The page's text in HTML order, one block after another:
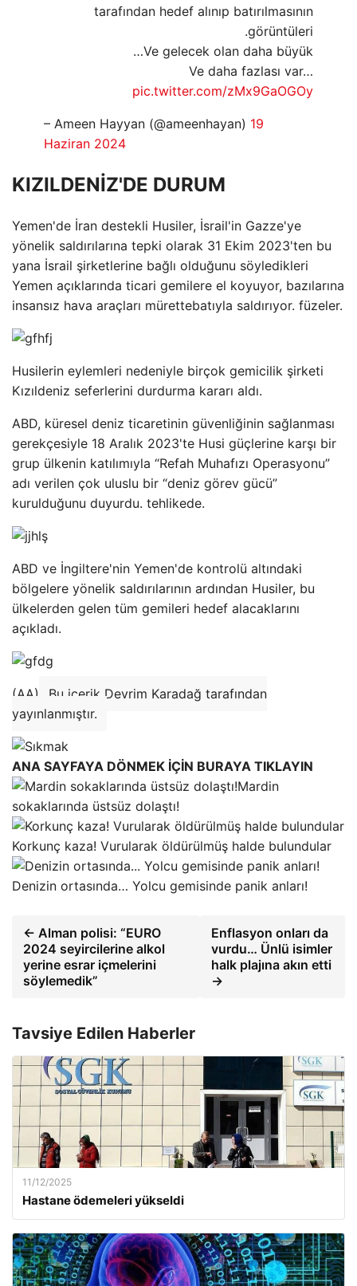
tarafından hedef alınıp batırılmasının
görüntüleri.
Ve gelecek olan daha büyük…
Ve daha fazlası var…
pic.twitter.com/zMx9GaOGOy
– Ameen Hayyan (@ameenhayan) 19
Haziran 2024
KIZILDENİZ'DE DURUM
Yemen'de İran destekli Husiler, İsrail'in Gazze'ye
yönelik saldırılarına tepki olarak 31 Ekim 2023'ten bu
yana İsrail şirketlerine bağlı olduğunu söyledikleri
Yemen açıklarında ticari gemilere el koyuyor, bazılarına
insansız hava araçları mürettebatıyla saldırıyor. füzeler.
Husilerin eylemleri nedeniyle birçok gemicilik şirketi
Kızıldeniz seferlerini durdurma kararı aldı.
ABD, küresel deniz ticaretinin güvenliğinin sağlanması
gerekçesiyle 18 Aralık 2023'te Husi güçlerine karşı bir
grup ülkenin katılımıyla “Refah Muhafızı Operasyonu”
adı verilen çok uluslu bir “deniz görev gücü”
kurulduğunu duyurdu. tehlikede.
ABD ve İngiltere'nin Yemen'de kontrolü altındaki
bölgelere yönelik saldırılarının ardından Husiler, bu
ülkelerden gelen tüm gemileri hedef alacaklarını
açıkladı.
(AA)
Bu içerik Devrim Karadağ tarafından
yayınlanmıştır.
ANA SAYFAYA DÖNMEK İÇİN BURAYA TIKLAYIN
Mardin
sokaklarında üstsüz dolaştı!
Korkunç kaza! Vurularak öldürülmüş halde bulundular
Denizin ortasında… Yolcu gemisinde panik anları!
← Alman polisi: “EURO
2024 seyircilerine alkol
yerine esrar içmelerini
söylemedik”
Enflasyon onları da
vurdu… Ünlü isimler
halk plajına akın etti
→
Tavsiye Edilen Haberler
11/12/2025
Hastane ödemeleri yükseldi